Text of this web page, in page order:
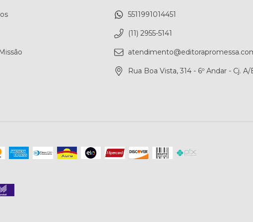
5511991014451
(11) 2955-5141
Rua Boa Vista, 314 - 6º Andar - Cj. A/